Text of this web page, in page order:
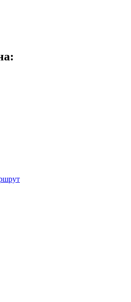
и дел о разрешении
: